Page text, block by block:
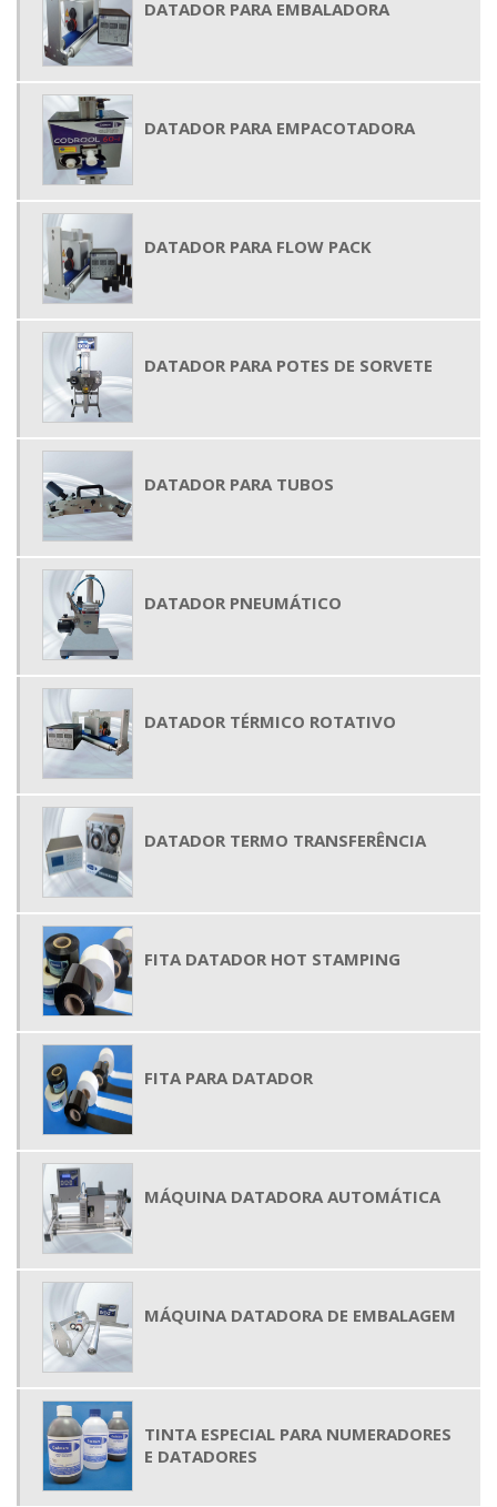
DATADOR PARA EMBALADORA
DATADOR PARA EMPACOTADORA
DATADOR PARA FLOW PACK
DATADOR PARA POTES DE SORVETE
DATADOR PARA TUBOS
DATADOR PNEUMÁTICO
DATADOR TÉRMICO ROTATIVO
DATADOR TERMO TRANSFERÊNCIA
FITA DATADOR HOT STAMPING
FITA PARA DATADOR
MÁQUINA DATADORA AUTOMÁTICA
MÁQUINA DATADORA DE EMBALAGEM
TINTA ESPECIAL PARA NUMERADORES
E DATADORES